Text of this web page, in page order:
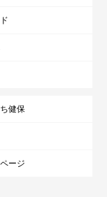
健保
ージ